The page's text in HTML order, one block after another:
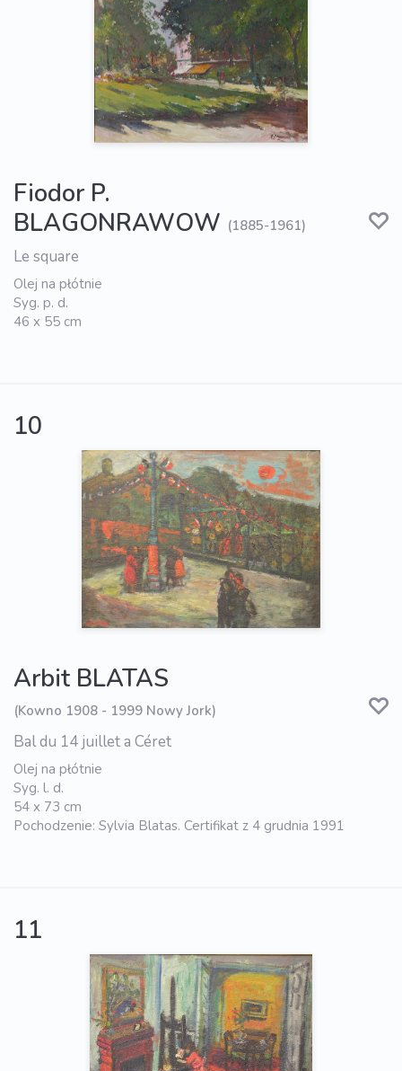
Fiodor P.
BLAGONRAWOW (1885-1961)
Le square
Olej na płótnie
Syg. p. d.
46 x 55 cm
10
Arbit BLATAS
(Kowno 1908 - 1999 Nowy Jork)
Bal du 14 juillet a Céret
Olej na płótnie
Syg. l. d.
54 x 73 cm
Pochodzenie: Sylvia Blatas. Certifikat z 4 grudnia 1991
11